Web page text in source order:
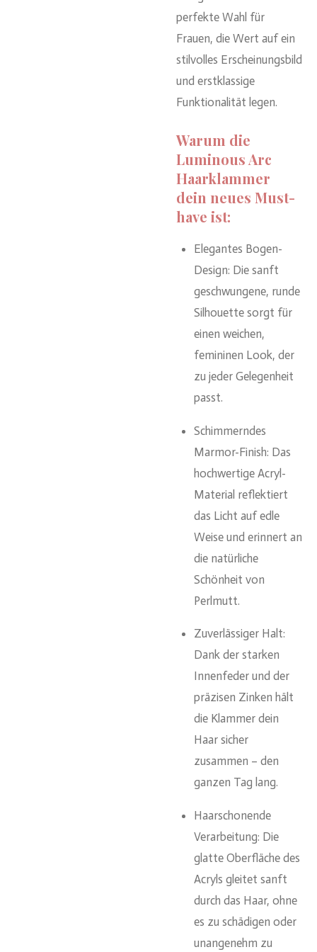
perfekte Wahl für
Frauen, die Wert auf ein
stilvolles Erscheinungsbild
und erstklassige
Funktionalität legen.
Warum die
Luminous Arc
Haarklammer
dein neues Must-
have ist:
Elegantes Bogen-
Design: Die sanft
geschwungene, runde
Silhouette sorgt für
einen weichen,
femininen Look, der
zu jeder Gelegenheit
passt.
Schimmerndes
Marmor-Finish: Das
hochwertige Acryl-
Material reflektiert
das Licht auf edle
Weise und erinnert an
die natürliche
Schönheit von
Perlmutt.
Zuverlässiger Halt:
Dank der starken
Innenfeder und der
präzisen Zinken hält
die Klammer dein
Haar sicher
zusammen – den
ganzen Tag lang.
Haarschonende
Verarbeitung: Die
glatte Oberfläche des
Acryls gleitet sanft
durch das Haar, ohne
es zu schädigen oder
unangenehm zu